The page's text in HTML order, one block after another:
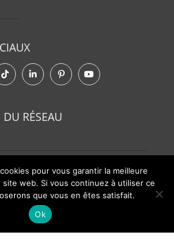
DU RÉSEAU
pour vous garantir la meilleure
web. Si vous continuez à utiliser ce
que vous en êtes satisfait.
Ok